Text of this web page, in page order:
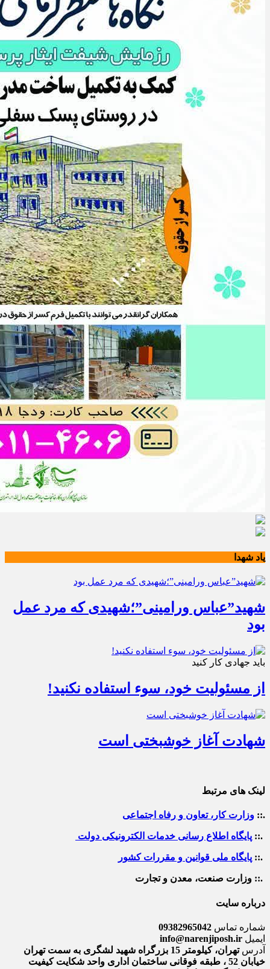
یاد شهدا
شهید”عباس ورامینی”؛شهیدی که مرد عمل
بود
باید جهادی کار کنید
از مسئولیت خود، سوء استفاده نکنید!
شهادت آغاز خوشبختی است
لینک های مرتبط
.:: وزارت کار، تعاون و رفاه اجتماعی
.:: پایگاه اطلاع رسانی خدمات الکترونیکی دولت
.:: پایگاه ملی قوانین و مقررات کشور
.:: وزارت صنعت، معدن و تجارت
درباره سایت
شماره تماس 09382965042
ایمیل info@narenjiposh.ir
آدرس
تهران، کیلومتر 15 بزرگراه شهید لشگری به سمت تهران
خیابان 52 ، طبقه فوقانی ساختمان اداری واحد شکایت کیفیت